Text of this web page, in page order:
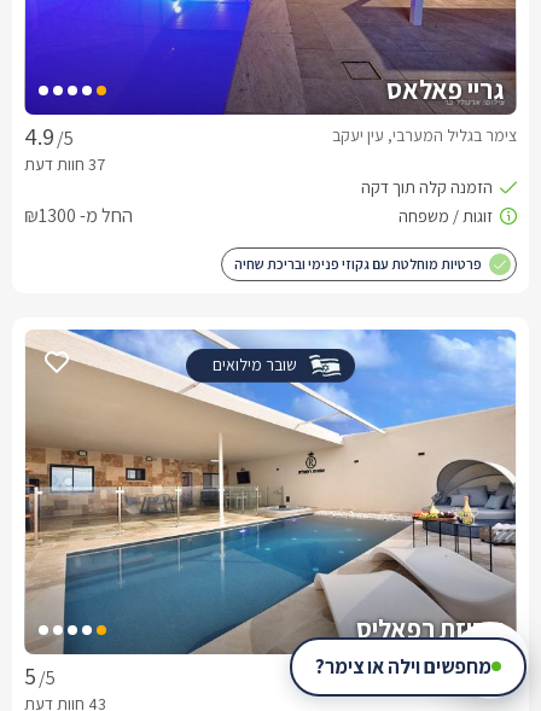
גריי פאלאס
/5 צימר בגליל המערבי, עין יעקב
החל מ- ₪1300
פרטיות מוחלטת עם גקוזי פנימי ובריכת שחיה
שובר מילואים
אחוזת רפאליס
/5 סוויטה בגליל המערבי, עין יעקב
מחפשים וילה או צימר?